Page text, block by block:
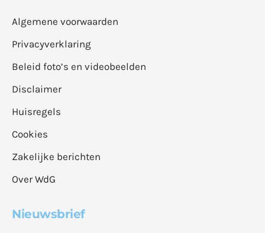
Algemene voorwaarden
Privacyverklaring
Beleid foto’s en videobeelden
Disclaimer
Huisregels
Cookies
Zakelijke berichten
Over WdG
Nieuwsbrief